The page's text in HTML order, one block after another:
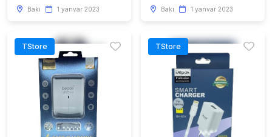
Bakı 1 yanvar 2023 Bakı 1 yanvar 2023
TStore TStore